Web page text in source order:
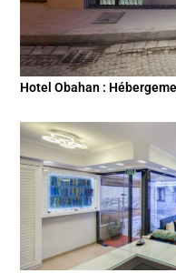
Hotel Obahan :